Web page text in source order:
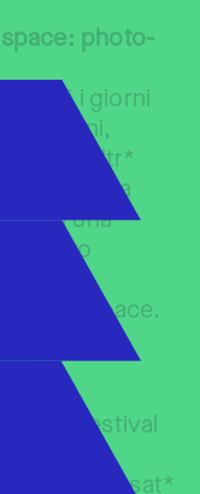
space: photo-
tutti i giorni
altr*
manca la
trovi una
photo
WALL space.
–
WALL festival
per
pensat*